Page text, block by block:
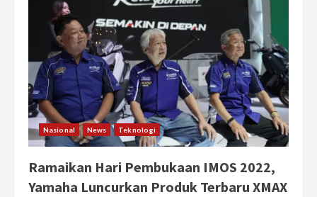
Safety
“Jin-
Ki
Kanno
dan
Jin-
Ki
Anzen”
untuk
Tingkatkan
Keselamatan
Berkendara
Nasional News Teknologi
Ramaikan Hari Pembukaan IMOS 2022,
Yamaha Luncurkan Produk Terbaru XMAX